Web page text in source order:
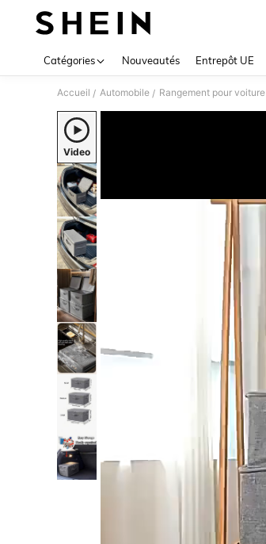
Catégories Nouveautés Entrepôt UE
Accueil / Automobile / Rangement pour voiture
Video